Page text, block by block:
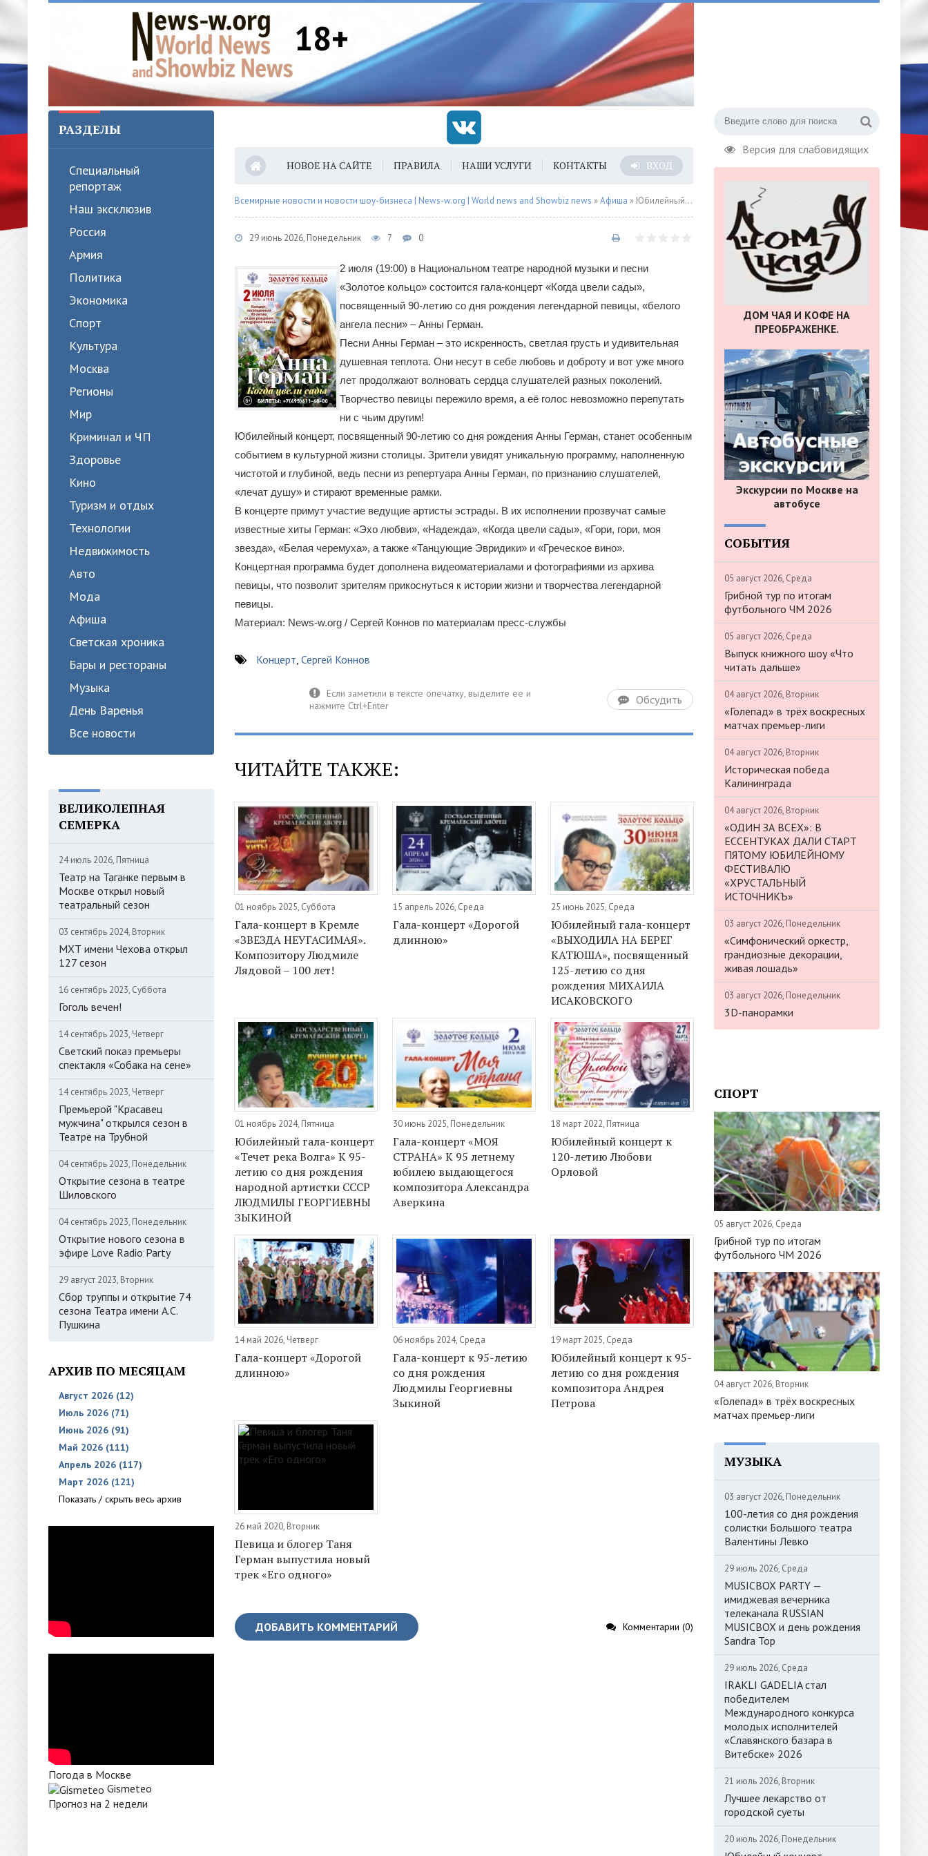
18+
Версия для слабовидящих
РАЗДЕЛЫ
Специальный
репортаж
Наш эксклюзив
Россия
Армия
Политика
Экономика
Спорт
Культура
Москва
Регионы
Мир
Криминал и ЧП
Здоровье
Кино
Туризм и отдых
Технологии
Недвижимость
Авто
Мода
Афиша
Светская хроника
Бары и рестораны
Музыка
День Варенья
Все новости
ВЕЛИКОЛЕПНАЯ
СЕМЕРКА
24 июль 2026, Пятница
Театр на Таганке первым в
Москве открыл новый
театральный сезон
03 сентябрь 2024, Вторник
МХТ имени Чехова открыл
127 сезон
16 сентябрь 2023, Суббота
Гоголь вечен!
14 сентябрь 2023, Четверг
Светский показ премьеры
спектакля «Собака на сене»
14 сентябрь 2023, Четверг
Премьерой "Красавец
мужчина" открылся сезон в
Театре на Трубной
04 сентябрь 2023, Понедельник
Открытие сезона в театре
Шиловского
04 сентябрь 2023, Понедельник
Открытие нового сезона в
эфире Love Radio Party
29 август 2023, Вторник
Сбор труппы и открытие 74
сезона Театра имени А.С.
Пушкина
АРХИВ ПО МЕСЯЦАМ
Август 2026 (12)
Июль 2026 (71)
Июнь 2026 (91)
Май 2026 (111)
Апрель 2026 (117)
Март 2026 (121)
Показать / скрыть весь архив
Погода в Москве
Gismeteo
Прогноз на 2 недели
НОВОЕ НА САЙТЕ ПРАВИЛА НАШИ УСЛУГИ КОНТАКТЫ ВХОД
Всемирные новости и новости шоу-бизнеса | News-w.org | World news and Showbiz news »Афиша » Юбилейный концерт «Когда цвели сады», посвященный 90-летию со дня рождения Анны Герман
29 июнь 2026, Понедельник 7 0
2 июля (19:00) в Национальном театре народной музыки и песни
«Золотое кольцо» состоится гала-концерт «Когда цвели сады»,
посвященный 90-летию со дня рождения легендарной певицы, «белого
ангела песни» – Анны Герман.
Песни Анны Герман – это искренность, светлая грусть и удивительная
душевная теплота. Они несут в себе любовь и доброту и вот уже много
лет продолжают волновать сердца слушателей разных поколений.
Творчество певицы пережило время, а её голос невозможно перепутать
ни с чьим другим!
Юбилейный концерт, посвященный 90-летию со дня рождения Анны Герман, станет особенным
событием в культурной жизни столицы. Зрители увидят уникальную программу, наполненную
чистотой и глубиной, ведь песни из репертуара Анны Герман, по признанию слушателей,
«лечат душу» и стирают временные рамки.
В концерте примут участие ведущие артисты эстрады. В их исполнении прозвучат самые
известные хиты Герман: «Эхо любви», «Надежда», «Когда цвели сады», «Гори, гори, моя
звезда», «Белая черемуха», а также «Танцующие Эвридики» и «Греческое вино».
Концертная программа будет дополнена видеоматериалами и фотографиями из архива
певицы, что позволит зрителям прикоснуться к истории жизни и творчества легендарной
певицы.
Материал: News-w.org / Сергей Коннов по материалам пресс-службы
Концерт, Сергей Коннов
Обсудить
ЧИТАЙТЕ ТАКЖЕ:
01 ноябрь 2025, Суббота
Гала-концерт в Кремле
«ЗВЕЗДА НЕУГАСИМАЯ».
Композитору Людмиле
Лядовой – 100 лет!
15 апрель 2026, Среда
Гала-концерт «Дорогой
длинною»
25 июнь 2025, Среда
Юбилейный гала-концерт
«ВЫХОДИЛА НА БЕРЕГ
КАТЮША», посвященный
125-летию со дня
рождения МИХАИЛА
ИСАКОВСКОГО
01 ноябрь 2024, Пятница
Юбилейный гала-концерт
«Течет река Волга» К 95-
летию со дня рождения
народной артистки СССР
ЛЮДМИЛЫ ГЕОРГИЕВНЫ
ЗЫКИНОЙ
30 июнь 2025, Понедельник
Гала-концерт «МОЯ
СТРАНА» К 95 летнему
юбилею выдающегося
композитора Александра
Аверкина
18 март 2022, Пятница
Юбилейный концерт к
120-летию Любови
Орловой
14 май 2026, Четверг
Гала-концерт «Дорогой
длинною»
06 ноябрь 2024, Среда
Гала-концерт к 95-летию
со дня рождения
Людмилы Георгиевны
Зыкиной
19 март 2025, Среда
Юбилейный концерт к 95-
летию со дня рождения
композитора Андрея
Петрова
26 май 2020, Вторник
Певица и блогер Таня
Герман выпустила новый
трек «Его одного»
ДОБАВИТЬ КОММЕНТАРИЙ Комментарии (0)
ДОМ ЧАЯ И КОФЕ НА
ПРЕОБРАЖЕНКЕ.
Экскурсии по Москве на
автобусе
СОБЫТИЯ
05 август 2026, Среда
Грибной тур по итогам
футбольного ЧМ 2026
05 август 2026, Среда
Выпуск книжного шоу «Что
читать дальше»
04 август 2026, Вторник
«Голепад» в трёх воскресных
матчах премьер-лиги
04 август 2026, Вторник
Историческая победа
Калининграда
04 август 2026, Вторник
«ОДИН ЗА ВСЕХ»: В
ЕССЕНТУКАХ ДАЛИ СТАРТ
ПЯТОМУ ЮБИЛЕЙНОМУ
ФЕСТИВАЛЮ
«ХРУСТАЛЬНЫЙ
ИСТОЧНИКЪ»
03 август 2026, Понедельник
«Симфонический оркестр,
грандиозные декорации,
живая лошадь»
03 август 2026, Понедельник
3D-панорамки
СПОРТ
05 август 2026, Среда
Грибной тур по итогам
футбольного ЧМ 2026
04 август 2026, Вторник
«Голепад» в трёх воскресных
матчах премьер-лиги
МУЗЫКА
03 август 2026, Понедельник
100-летия со дня рождения
солистки Большого театра
Валентины Левко
29 июль 2026, Среда
MUSICBOX PARTY —
имиджевая вечерника
телеканала RUSSIAN
MUSICBOX и день рождения
Sandra Top
29 июль 2026, Среда
IRAKLI GADELIA стал
победителем
Международного конкурса
молодых исполнителей
«Славянского базара в
Витебске» 2026
21 июль 2026, Вторник
Лучшее лекарство от
городской суеты
20 июль 2026, Понедельник